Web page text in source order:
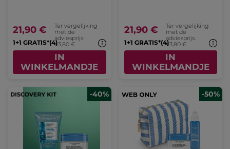
21,90 €
Ter vergelijking
met de
adviesprijs:
43,80 €
1+1 GRATIS*(4)
IN
WINKELMANDJE
21,90 €
Ter vergelijking
met de
adviesprijs:
43,80 €
1+1 GRATIS*(4)
IN
WINKELMANDJE
-40% -50%